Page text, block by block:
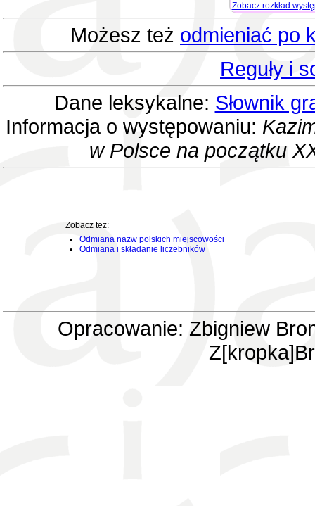
Zobacz rozkład
Możesz też odmieniać po
Reguły i
Dane leksykalne: Słownik
Informacja o występowaniu:
w Polsce na początku
Zobacz też:
Odmiana nazw polskich miejscowości
Odmiana i składanie liczebników
Opracowanie: Zbigniew